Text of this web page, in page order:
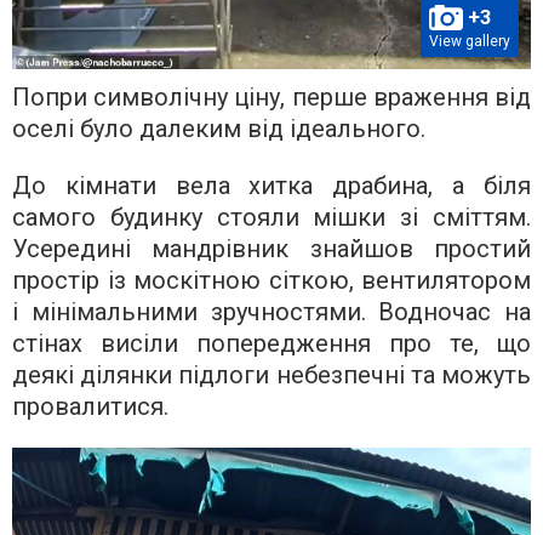
+3
View gallery
Попри символічну ціну, перше враження від
оселі було далеким від ідеального.
До кімнати вела хитка драбина, а біля
самого будинку стояли мішки зі сміттям.
Усередині мандрівник знайшов простий
простір із москітною сіткою, вентилятором
і мінімальними зручностями. Водночас на
стінах висіли попередження про те, що
деякі ділянки підлоги небезпечні та можуть
провалитися.